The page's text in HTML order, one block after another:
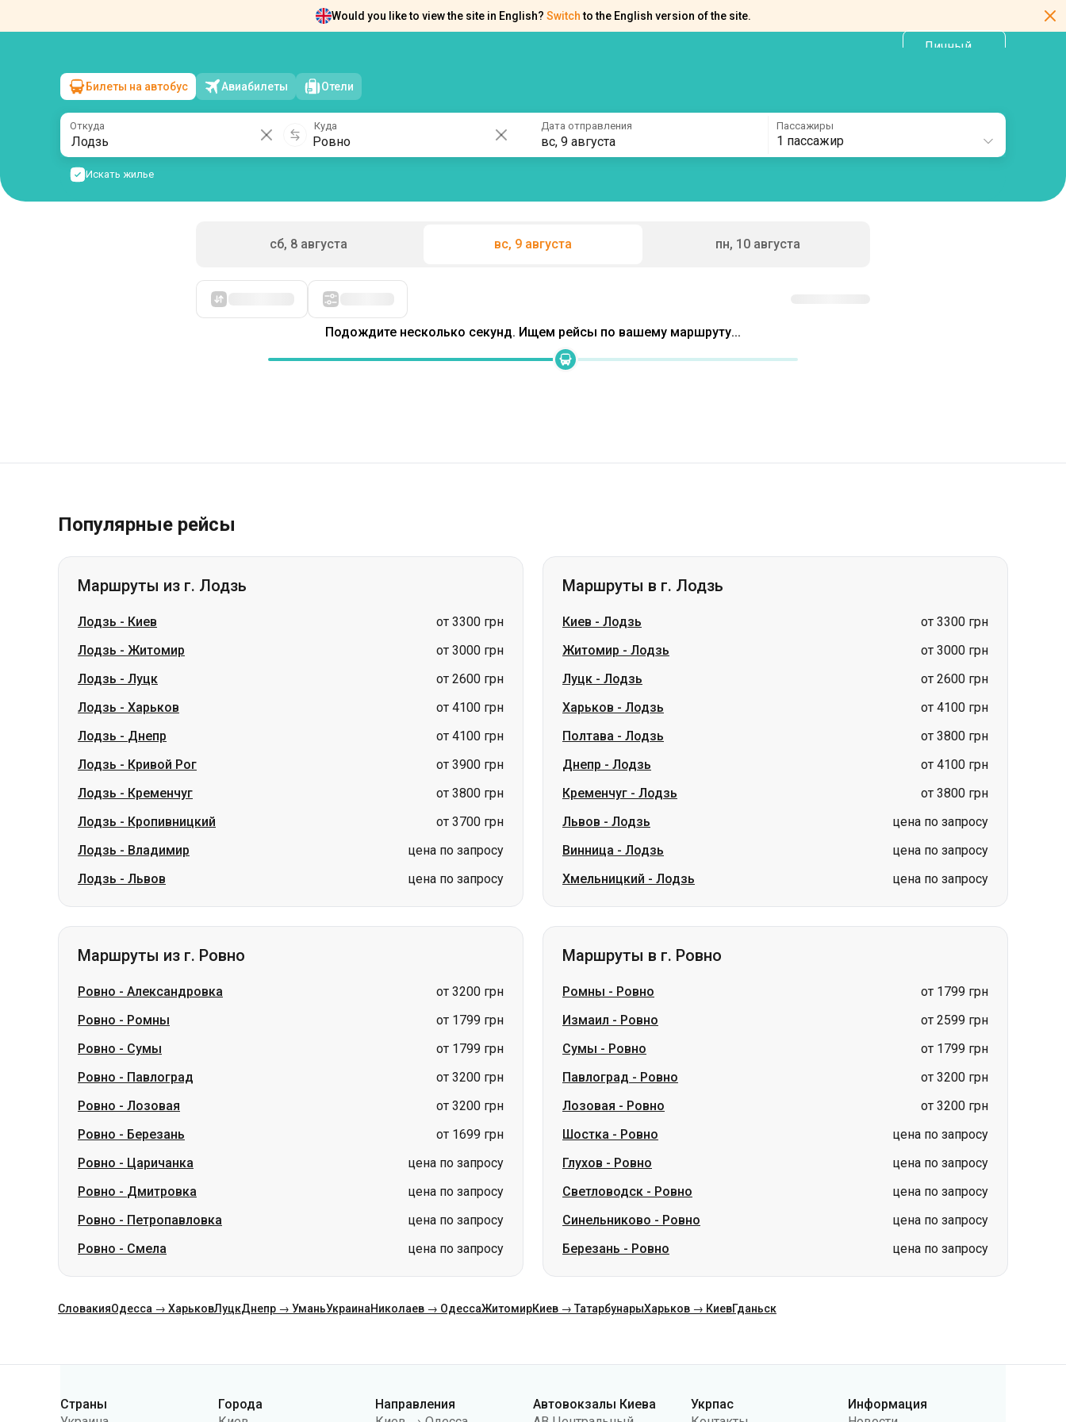
Would you like to view the site in English? Switch to the English version of the site.
Личный
Лодзь→Ровно
вс, 9 августа/1 пассажир
Билеты на автобус Авиабилеты Отели
Откуда Куда Дата отправления
вс, 9 августа
Пассажиры
1 пассажир
Искать жилье
сб, 8 августа вс, 9 августа пн, 10 августа
Сначала дешевые
Лодзь -Киев
Лодзь-Луцк
Лодзь-Харьков
от 4100 грн
Лодзь-Днепр
от 4100 грн
Лодзь-Кривой Рог
от 3900 грн
Лодзь-Кременчуг
от 3800 грн
Лодзь-Кропивницкий
от 3700 грн
Лодзь-Владимир
цена по запросу
Лодзь-Львов цена по запросу
Луцк-Лодзь
Харьков-Лодзь
от 4100 грн
Полтава-Лодзь
от 3800 грн
Днепр-Лодзь
от 4100 грн
Кременчуг-Лодзь
от 3800 грн
Львов-Лодзь
цена по запросу
Винница-Лодзь
цена по запросу
Хмельницкий-Лодзь цена по запросу
Маршруты из г. Ровно
Ровно-Александровка
от 3200 грн
Ровно-Сумы
Ровно-Павлоград
от 3200 грн
Ровно-Лозовая
от 3200 грн
Ровно-Березань
от 1699 грн
Ровно-Царичанка
цена по запросу
Ровно-Дмитровка
цена по запросу
Ровно-Петропавловка
цена по запросу
Ровно-Смела цена по запросу
Маршруты в г. Ровно
Ромны-Ровно
от 1799 грн
Сумы-Ровно
Павлоград-Ровно
от 3200 грн
Лозовая-Ровно
от 3200 грн
Шостка-Ровно
цена по запросу
Глухов-Ровно
цена по запросу
Светловодск-Ровно
цена по запросу
Синельниково-
цена по запросу
Березань-Ровно цена по запросу
СловакияОдесса → ХарьковЛуцк Николаев → ОдессаЖитомир Киев → ТатарбунарыХарьков → Киев
Категории
Германия
Чехия
Днепр
Львов
Варшава → Днепр
Днепр → Одесса
АС Южная
АС Дарница
Политика
конфиденциальности
Возврат билетов
Карта сайта